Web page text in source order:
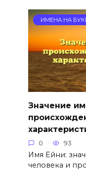
ИМЕНА НА
Значение
0 93
Имя Ейни:
человека и